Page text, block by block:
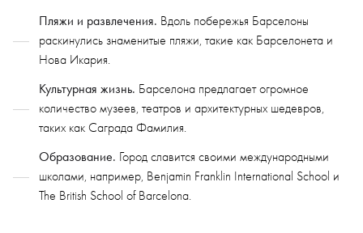
Пляжи и развлечения. Вдоль побережья Барселоны
раскинулись знаменитые пляжи, такие как Барселонета и
Нова Икария.
Культурная жизнь. Барселона предлагает огромное
количество музеев, театров и архитектурных шедевров,
таких как Саграда Фамилия.
Образование. Город славится своими международными
школами, например, Benjamin Franklin International School и
The British School of Barcelona.